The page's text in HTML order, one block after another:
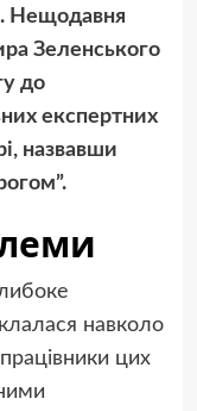
Нещодавня
Зеленського
до
експертних
назвавши
навколо
цих